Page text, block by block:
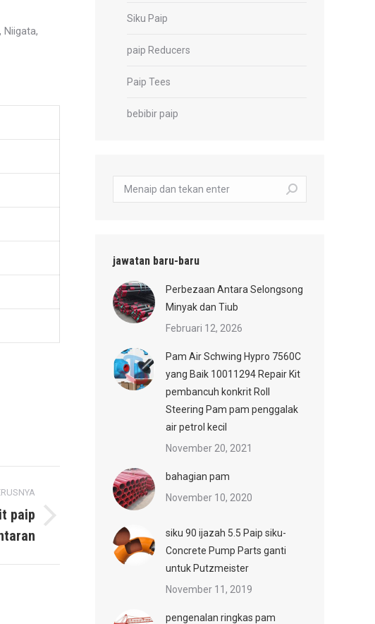
Niigata,
paip
Siku Paip
paip Reducers
Paip Tees
bebibir paip
carian:
jawatan baru-baru
Perbezaan Antara Selongsong
Minyak dan Tiub
Februari 12, 2026
Pam Air Schwing Hypro 7560C
yang Baik 10011294 Repair Kit
pembancuh konkrit Roll
Steering Pam pam penggalak
air petrol kecil
November 20, 2021
bahagian pam
November 10, 2020
siku 90 ijazah 5.5 Paip siku-
Concrete Pump Parts ganti
untuk Putzmeister
November 11, 2019
pengenalan ringkas pam